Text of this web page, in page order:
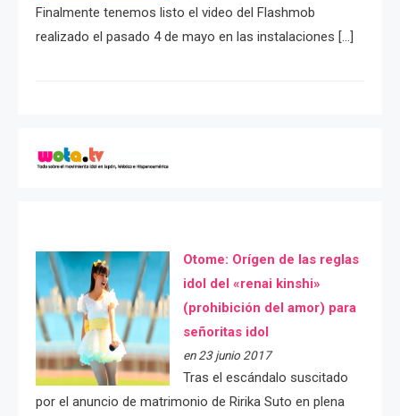
Finalmente tenemos listo el video del Flashmob
realizado el pasado 4 de mayo en las instalaciones […]
Otome: Orígen de las reglas
idol del «renai kinshi»
(prohibición del amor) para
señoritas idol
en 23 junio 2017
Tras el escándalo suscitado
por el anuncio de matrimonio de Ririka Suto en plena